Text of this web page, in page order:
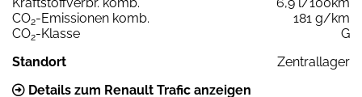
CO2-Emissionen komb.
181 g/km
CO2-Klasse
G
Standort
Zentrallager
Details zum Renault Trafic anzeigen